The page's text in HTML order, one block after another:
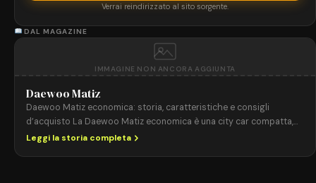
Verrai reindirizzato al sito sorgente.
DAL MAGAZINE
IMMAGINE NON ANCORA AGGIUNTA
Daewoo Matiz
Daewoo Matiz economica: storia, caratteristiche e consigli
d’acquisto La Daewoo Matiz economica è una city car compatta,
prodotta dal 1998 al 2010, famosa per il suo prezzo accessibile,
Leggi la storia completa